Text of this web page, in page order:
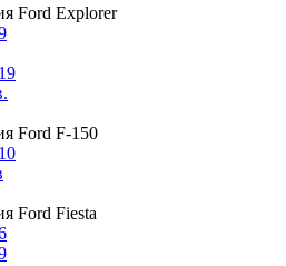
Ford Explorer
Ford F-150
Ford Fiesta